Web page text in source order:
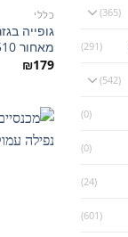
(365)
(291)
(542)
(0)
(0)
(24)
(601)
כללי
גופייה
מאחור 510
₪179